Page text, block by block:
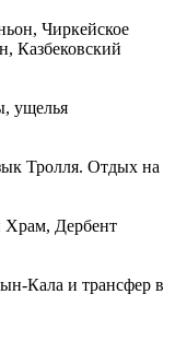
Чиркейское
Казбековский
ущелья
Тролля. Отдых на
Храм, Дербент
Кала и трансфер в